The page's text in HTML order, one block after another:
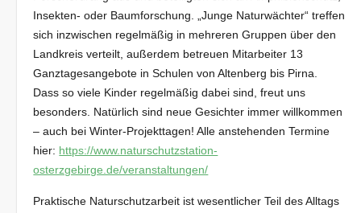
Insekten- oder Baumforschung. „Junge Naturwächter“ treffen
sich inzwischen regelmäßig in mehreren Gruppen über den
Landkreis verteilt, außerdem betreuen Mitarbeiter 13
Ganztagesangebote in Schulen von Altenberg bis Pirna.
Dass so viele Kinder regelmäßig dabei sind, freut uns
besonders. Natürlich sind neue Gesichter immer willkommen
– auch bei Winter-Projekttagen! Alle anstehenden Termine
hier: https://www.naturschutzstation-
osterzgebirge.de/veranstaltungen/
Praktische Naturschutzarbeit ist wesentlicher Teil des Alltags